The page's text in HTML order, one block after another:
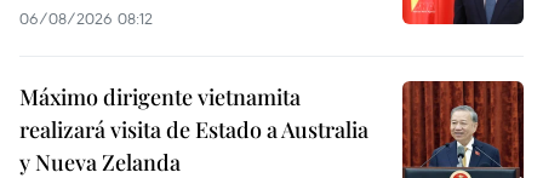
06/08/2026 08:12
Máximo dirigente vietnamita
realizará visita de Estado a Australia
y Nueva Zelanda